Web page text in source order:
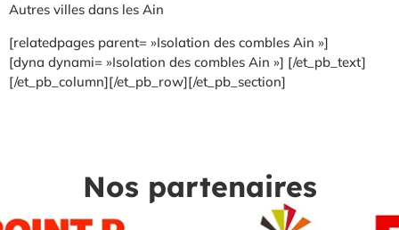
Autres villes dans les Ain
[relatedpages parent= »Isolation des combles Ain »]
[dyna dynami= »Isolation des combles Ain »] [/et_pb_text]
[/et_pb_column][/et_pb_row][/et_pb_section]
Nos partenaires